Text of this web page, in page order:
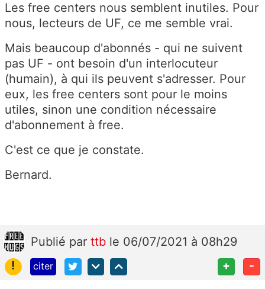
Les free centers nous semblent inutiles. Pour
nous, lecteurs de UF, ce me semble vrai.
Mais beaucoup d'abonnés - qui ne suivent
pas UF - ont besoin d'un interlocuteur
(humain), à qui ils peuvent s'adresser. Pour
eux, les free centers sont pour le moins
utiles, sinon une condition nécessaire
d'abonnement à free.
C'est ce que je constate.
Bernard.
Publié par ttb le 06/07/2021 à 08h29
!
citer + -